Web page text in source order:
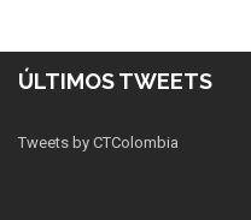
ÚLTIMOS TWEETS
Tweets by CTColombia